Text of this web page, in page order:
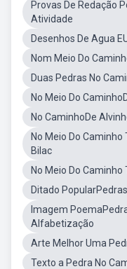
Provas De Redação
Atividade
Desenhos De Agua
Nom Meio Do
Duas Pedras No
No Meio Do
No CaminhoDe
No Meio Do
Bilac
No Meio Do
Ditado
Imagem
Alfabetização
Arte Melhor Uma
Texto a Pedra No